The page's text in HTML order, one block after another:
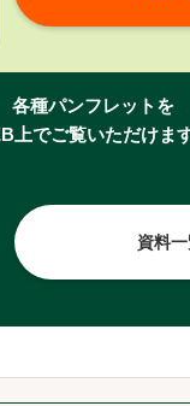
各種パンフレットを
上でご覧いただけます
資料